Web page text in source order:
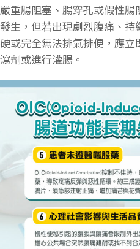
嚴重腸阻塞、腸穿孔或假性
發生，但若出現劇烈腹痛、
硬或完全無法排氣排便，應立
瀉劑或進行灌腸。